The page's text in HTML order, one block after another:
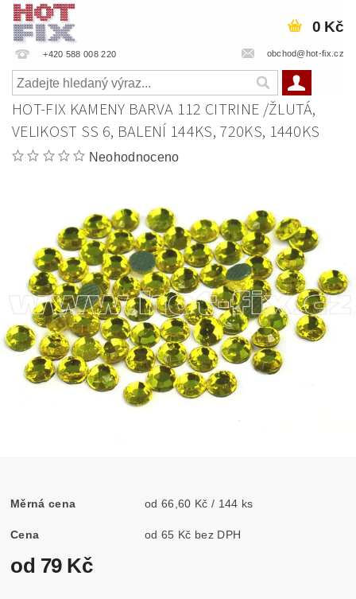
+420 588 008 220 obchod@hot-fix.cz
0 Kč
HOT-FIX KAMENY BARVA 112 CITRINE /ŽLUTÁ,
VELIKOST SS 6, BALENÍ 144KS, 720KS, 1440KS
Neohodnoceno
Měrná cena od 66,60 Kč / 144 ks
Cena od 65 Kč bez DPH
od 79 Kč